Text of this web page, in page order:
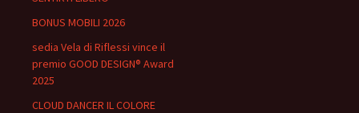
BONUS MOBILI 2026
sedia Vela di Riflessi vince il
premio GOOD DESIGN® Award
2025
CLOUD DANCER IL COLORE